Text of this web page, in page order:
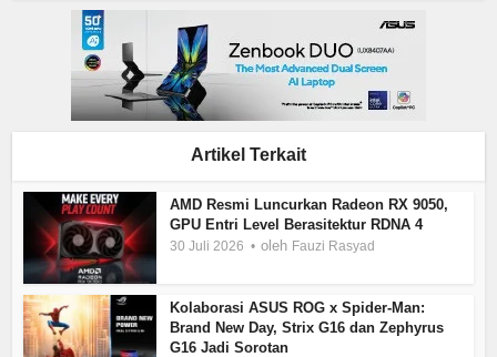
Artikel Terkait
AMD Resmi Luncurkan Radeon RX 9050,
GPU Entri Level Berasitektur RDNA 4
30 Juli 2026 oleh Fauzi Rasyad
Kolaborasi ASUS ROG x Spider-Man:
Brand New Day, Strix G16 dan Zephyrus
G16 Jadi Sorotan